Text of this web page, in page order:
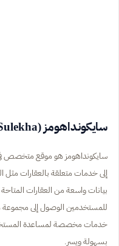
سايكونداهومز (Sulekha)
سايكونداهومز هو موقع متخصص
إلى خدمات متعلقة بالعقارات مثل
بيانات واسعة من العقارات
للمستخدمين الوصول إلى مجموعة
خدمات مخصصة لمساعدة
بسهولة ويسر.